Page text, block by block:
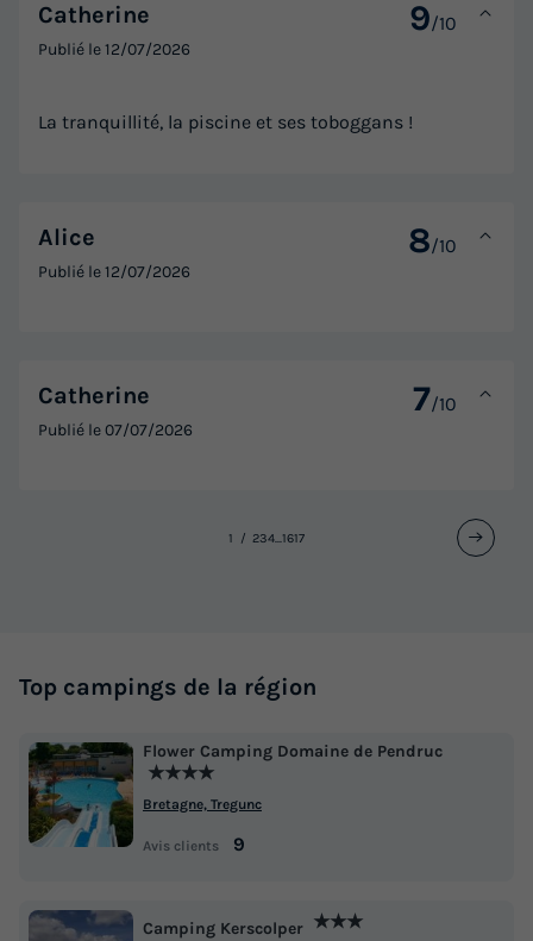
Catherine 9/10
Publié le12/07/2026
La tranquillité, la piscine et ses toboggans !
Alice 8/10
Publié le12/07/2026
Catherine 7/10
Publié le07/07/2026
1 234...1617
Top campings de la région
Flower Camping Domaine de Pendruc
★★★★
Bretagne, Tregunc
Avis clients 9
Camping Kerscolper ★★★